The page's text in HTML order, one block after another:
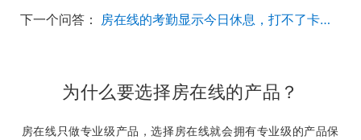
下一个问答：
房在线的考勤显示今日休息，打不了卡怎么回事？
为什么要选择房在线的产品？
房在线只做专业级产品，选择房在线就会拥有专业级的产品保